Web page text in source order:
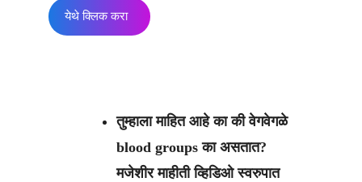
येथे क्लिक करा
तुम्हाला माहित आहे का की वेगवेगळे
blood groups का असतात?
मजेशीर माहीती व्हिडिओ स्वरुपात